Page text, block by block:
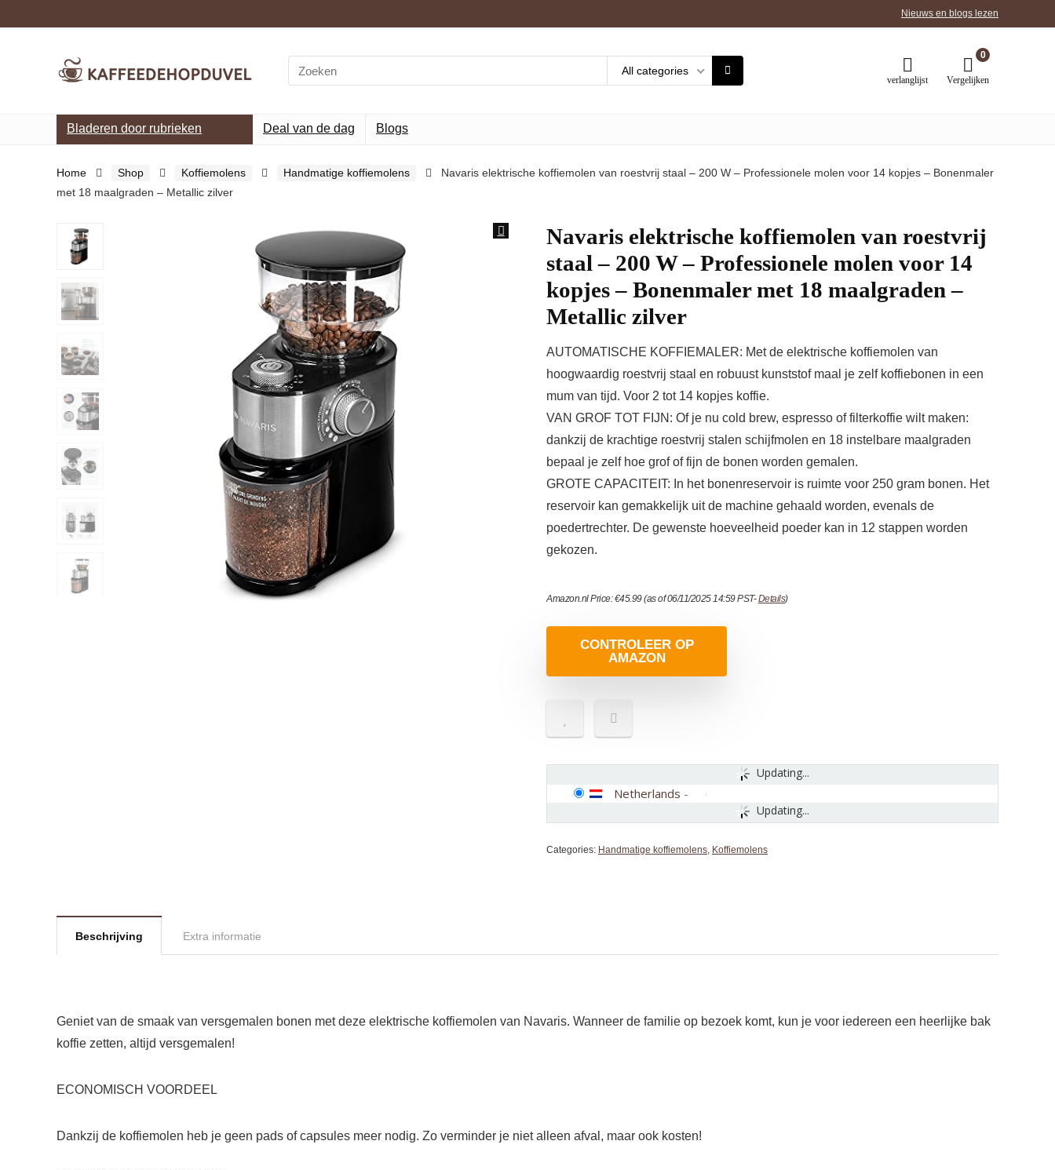
Nieuws en blogs lezen
Search
for:
All categories
verlanglijst
0
Vergelijken
Bladeren door rubrieken Deal van de dag Blogs
Home Shop Koffiemolens Handmatige koffiemolens
Navaris elektrische koffiemolen van roestvrij staal – 200 W – Professionele molen voor 14 kopjes – Bonenmaler
met 18 maalgraden – Metallic zilver
Navaris elektrische koffiemolen van roestvrij
staal – 200 W – Professionele molen voor 14
kopjes – Bonenmaler met 18 maalgraden –
Metallic zilver
AUTOMATISCHE KOFFIEMALER: Met de elektrische koffiemolen van
hoogwaardig roestvrij staal en robuust kunststof maal je zelf koffiebonen in een
mum van tijd. Voor 2 tot 14 kopjes koffie.
VAN GROF TOT FIJN: Of je nu cold brew, espresso of filterkoffie wilt maken:
dankzij de krachtige roestvrij stalen schijfmolen en 18 instelbare maalgraden
bepaal je zelf hoe grof of fijn de bonen worden gemalen.
GROTE CAPACITEIT: In het bonenreservoir is ruimte voor 250 gram bonen. Het
reservoir kan gemakkelijk uit de machine gehaald worden, evenals de
poedertrechter. De gewenste hoeveelheid poeder kan in 12 stappen worden
gekozen.
Amazon.nl Price:€45.99(as of 06/11/2025 14:59 PST-Details)
CONTROLEER OP
AMAZON
Updating...
Updating...
Netherlands -
Categories: Handmatige koffiemolens, Koffiemolens
Beschrijving Extra informatie
Geniet van de smaak van versgemalen bonen met deze elektrische koffiemolen van Navaris. Wanneer de familie op bezoek komt, kun je voor iedereen een heerlijke bak
koffie zetten, altijd versgemalen!
ECONOMISCH VOORDEEL
Dankzij de koffiemolen heb je geen pads of capsules meer nodig. Zo verminder je niet alleen afval, maar ook kosten!